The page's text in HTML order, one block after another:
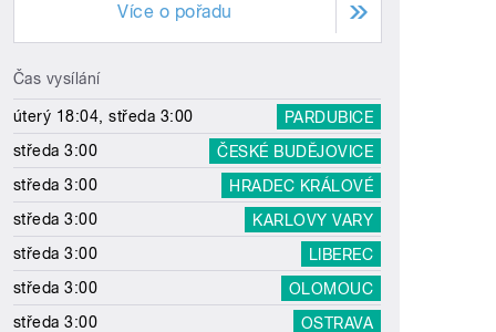
Více o pořadu
Čas vysílání
úterý 18:04, středa 3:00
PARDUBICE
středa 3:00
ČESKÉ BUDĚJOVICE
středa 3:00
HRADEC KRÁLOVÉ
středa 3:00
KARLOVY VARY
středa 3:00
LIBEREC
středa 3:00
OLOMOUC
středa 3:00
OSTRAVA